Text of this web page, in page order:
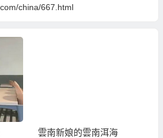
china/667.html
雲南新娘的雲南洱海